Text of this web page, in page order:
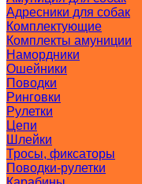
Адресники для собак
Комплектующие
Комплекты амуниции
Намордники
Ошейники
Поводки
Ринговки
Рулетки
Цепи
Шлейки
Тросы, фиксаторы
Поводки-рулетки